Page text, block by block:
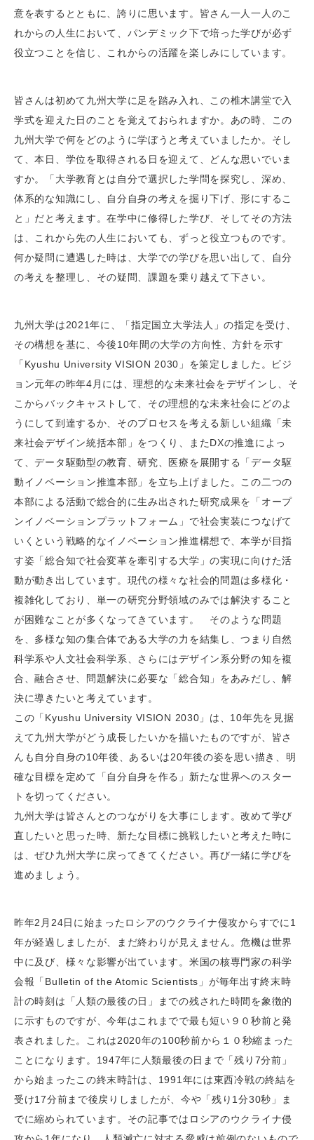
意を表するとともに、誇りに思います。皆さん一人一人のこ
れからの人生において、パンデミック下で培った学びが必ず
役立つことを信じ、これからの活躍を楽しみにしています。
皆さんは初めて九州大学に足を踏み入れ、この椎木講堂で入
学式を迎えた日のことを覚えておられますか。あの時、この
九州大学で何をどのように学ぼうと考えていましたか。そし
て、本日、学位を取得される日を迎えて、どんな思いでいま
すか。「大学教育とは自分で選択した学問を探究し、深め、
体系的な知識にし、自分自身の考えを掘り下げ、形にするこ
と」だと考えます。在学中に修得した学び、そしてその方法
は、これから先の人生においても、ずっと役立つものです。
何か疑問に遭遇した時は、大学での学びを思い出して、自分
の考えを整理し、その疑問、課題を乗り越えて下さい。
九州大学は2021年に、「指定国立大学法人」の指定を受け、
その構想を基に、今後10年間の大学の方向性、方針を示す
「Kyushu University VISION 2030」を策定しました。ビジ
ョン元年の昨年4月には、理想的な未来社会をデザインし、そ
こからバックキャストして、その理想的な未来社会にどのよ
うにして到達するか、そのプロセスを考える新しい組織「未
来社会デザイン統括本部」をつくり、またDXの推進によっ
て、データ駆動型の教育、研究、医療を展開する「データ駆
動イノベーション推進本部」を立ち上げました。この二つの
本部による活動で総合的に生み出された研究成果を「オープ
ンイノベーションプラットフォーム」で社会実装につなげて
いくという戦略的なイノベーション推進構想で、本学が目指
す姿「総合知で社会変革を牽引する大学」の実現に向けた活
動が動き出しています。現代の様々な社会的問題は多様化・
複雑化しており、単一の研究分野領域のみでは解決すること
が困難なことが多くなってきています。 そのような問題
を、多様な知の集合体である大学の力を結集し、つまり自然
科学系や人文社会科学系、さらにはデザイン系分野の知を複
合、融合させ、問題解決に必要な「総合知」をあみだし、解
決に導きたいと考えています。
この「Kyushu University VISION 2030」は、10年先を見据
えて九州大学がどう成長したいかを描いたものですが、皆さ
んも自分自身の10年後、あるいは20年後の姿を思い描き、明
確な目標を定めて「自分自身を作る」新たな世界へのスター
トを切ってください。
九州大学は皆さんとのつながりを大事にします。改めて学び
直したいと思った時、新たな目標に挑戦したいと考えた時に
は、ぜひ九州大学に戻ってきてください。再び一緒に学びを
進めましょう。
昨年2月24日に始まったロシアのウクライナ侵攻からすでに1
年が経過しましたが、まだ終わりが見えません。危機は世界
中に及び、様々な影響が出ています。米国の核専門家の科学
会報「Bulletin of the Atomic Scientists」が毎年出す終末時
計の時刻は「人類の最後の日」までの残された時間を象徴的
に示すものですが、今年はこれまでで最も短い９０秒前と発
表されました。これは2020年の100秒前から１０秒縮まった
ことになります。1947年に人類最後の日まで「残り7分前」
から始まったこの終末時計は、1991年には東西冷戦の終結を
受け17分前まで後戻りしましたが、今や「残り1分30秒」ま
でに縮められています。その記事ではロシアのウクライナ侵